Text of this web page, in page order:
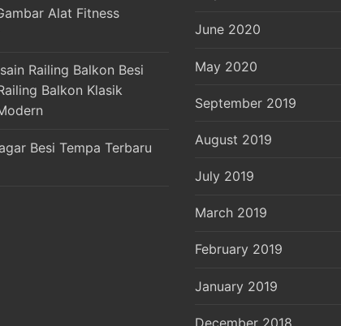
Alat Fitness
Railing Balkon Besi
Balkon Klasik
Besi Tempa Terbaru
June 2020
May 2020
September 2019
August 2019
July 2019
March 2019
February 2019
January 2019
December 2018